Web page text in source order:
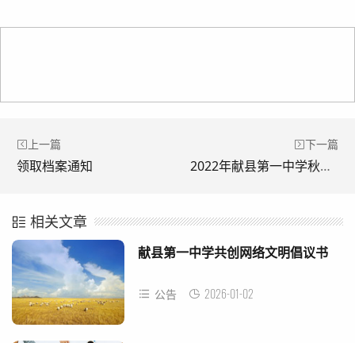
上一篇
领取档案通知
下一篇
2022年献县第一中学秋季开学防疫安全书
相关文章
献县第一中学共创网络文明倡议书
公告 2026-01-02